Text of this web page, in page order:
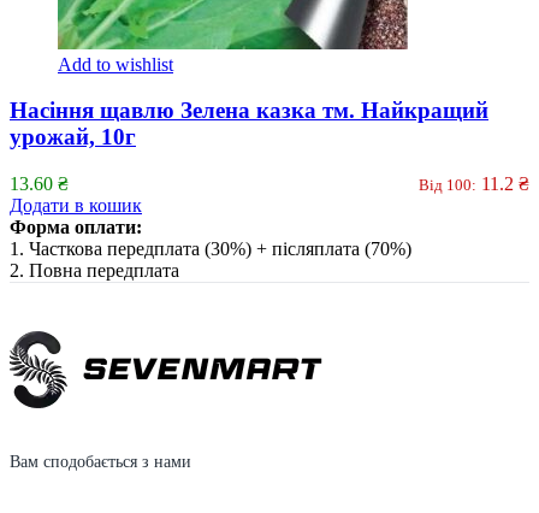
Add to wishlist
Насіння щавлю Зелена казка тм. Найкращий
урожай, 10г
13.60 ₴ Від 100: 11.2 ₴
Додати в кошик
Форма оплати:
1. Часткова передплата (30%) + післяплата (70%)
2. Повна передплата
Вам сподобається з нами